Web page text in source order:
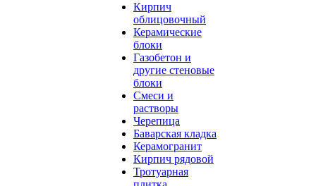
Кирпич
облицовочный
Керамические
блоки
Газобетон и
другие стеновые
блоки
Смеси и
растворы
Черепица
Баварская кладка
Керамогранит
Кирпич рядовой
Тротуарная